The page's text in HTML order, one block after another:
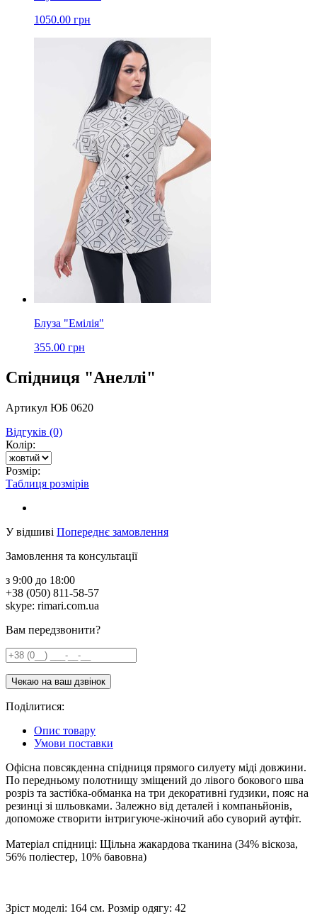
1050.00 грн
Блуза "Емілія"
355.00 грн
Спідниця "Анеллі"
Артикул ЮБ 0620
Відгуків (0)
Колір:
Розмір:
Таблиця розмірів
У відшиві Попереднє замовлення
Замовлення та консультації
з 9:00 до 18:00
+38 (050) 811-58-57
skype: rimari.com.ua
Вам передзвонити?
Поділитися:
Опис товару
Умови поставки
Офісна повсякденна спідниця прямого силуету міді довжини.
По передньому полотнищу зміщений до лівого бокового шва
розріз та застібка-обманка на три декоративні ґудзики, пояс на
резинці зі шльовками. Залежно від деталей і компаньйонів,
допоможе створити інтригуюче-жіночий або суворий аутфіт.
Матеріал спідниці: Щільна жакардова тканина (34% віскоза,
56% поліестер, 10% бавовна)
Зріст моделі: 164 см. Розмір одягу: 42